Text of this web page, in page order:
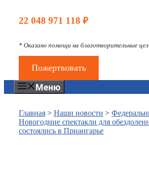
22 048 971 118 ₽
* Оказано помощи на благотворительные
Пожертвовать
Меню
Главная > Наши новости >
Новогодние спектакли для
состоялись в Приангарье